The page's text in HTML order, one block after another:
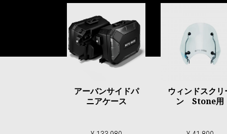
アーバンサイドパ
ニアケース
ウィンドスクリ
ン Stone用
Item